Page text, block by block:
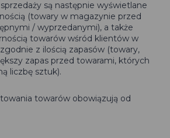
są następnie wyświetlane
(towary w magazynie przed
/ wyprzedanymi), a także
towarów wśród klientów w
z ilością zapasów (towary,
zapas przed towarami, których
liczbę sztuk).
towarów obowiązują od